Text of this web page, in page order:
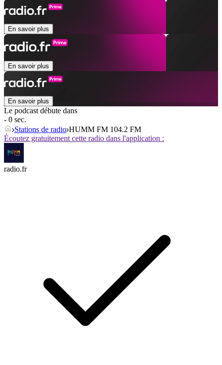
En savoir plus
En savoir plus
En savoir plus
Le podcast débute dans
- 0 sec.
Stations de radio HUMM FM 104.2 FM
Écoutez gratuitement cette radio dans l'application :
radio.fr